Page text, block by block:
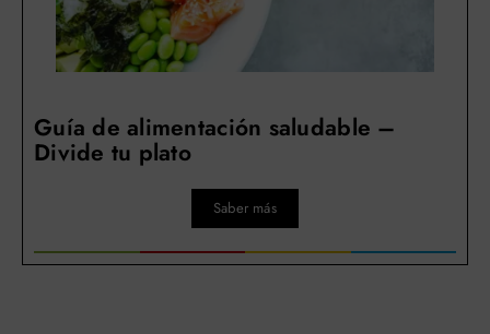
Guía de alimentación saludable –
Divide tu plato
Saber más